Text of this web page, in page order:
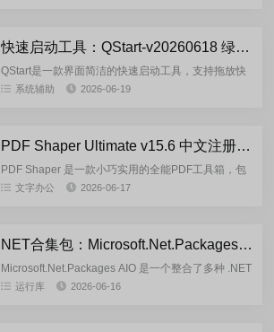
快速启动工具：QStart-v20260618 绿色单文件版
QStart是一款界面简洁的快速启动工具，支持拖放快
捷方式、自定义快捷键，并提供部分扩展功能。核心
系统辅助 2026-06-19
PDF Shaper Ultimate v15.6 中文注册单文件版
PDF Shaper 是一款小巧实用的全能PDF工具箱，包
含了多个实用的PDF功能,可以轻松的把PDF转成
文字办公 2026-06-17
NET合集包：Microsoft.Net.Packages.AIO.v09.06.26
Microsoft.Net.Packages AIO 是一个整合了多种 .NET
框架版本的合集包，旨在为开发者和用户提供一站式
运行库 2026-06-16